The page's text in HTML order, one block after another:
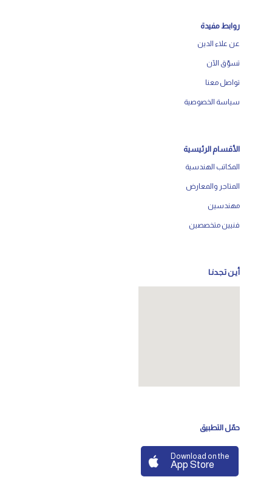
روابط مفيدة
عن علاء الدين
تسوّق الآن
تواصل معنا
سياسة الخصوصية
الأقسام الرئيسية
المكاتب الهندسية
المتاجر والمعارض
مهندسين
فنيين متخصصين
أيـن تـجـدنـا
حمّل التطبيق
Download on the
App Store